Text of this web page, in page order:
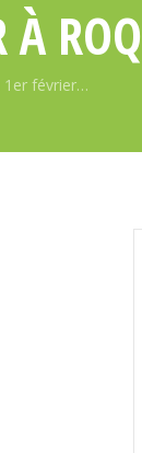
1er février…